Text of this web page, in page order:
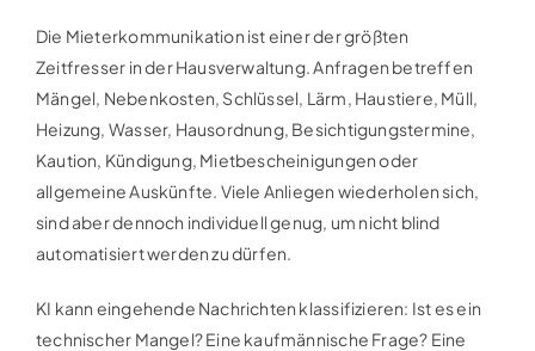
Die Mieterkommunikation ist einer der größten
Zeitfresser in der Hausverwaltung. Anfragen betreffen
Mängel, Nebenkosten, Schlüssel, Lärm, Haustiere, Müll,
Heizung, Wasser, Hausordnung, Besichtigungstermine,
Kaution, Kündigung, Mietbescheinigungen oder
allgemeine Auskünfte. Viele Anliegen wiederholen sich,
sind aber dennoch individuell genug, um nicht blind
automatisiert werden zu dürfen.
KI kann eingehende Nachrichten klassifizieren: Ist es ein
technischer Mangel? Eine kaufmännische Frage? Eine